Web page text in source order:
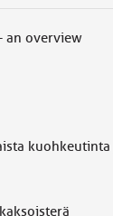
an overview
ja